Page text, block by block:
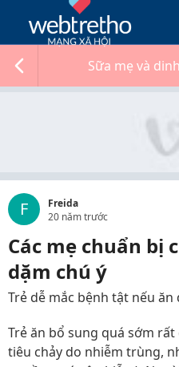
Sữa mẹ và
F
Freida
20 năm trước
Các mẹ chuẩn bị
dặm chú ý
Trẻ dễ mắc bệnh tật nếu ăn
Trẻ ăn bổ sung quá sớm
tiêu chảy do nhiễm trùng,